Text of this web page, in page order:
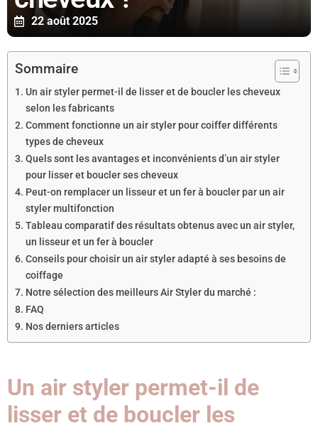
22 août 2025
Sommaire
Un air styler permet-il de lisser et de boucler les cheveux
selon les fabricants
Comment fonctionne un air styler pour coiffer différents
types de cheveux
Quels sont les avantages et inconvénients d’un air styler
pour lisser et boucler ses cheveux
Peut-on remplacer un lisseur et un fer à boucler par un air
styler multifonction
Tableau comparatif des résultats obtenus avec un air styler,
un lisseur et un fer à boucler
Conseils pour choisir un air styler adapté à ses besoins de
coiffage
Notre sélection des meilleurs Air Styler du marché :
FAQ ​
Nos derniers articles
Un air styler permet-il de
lisser et de boucler les